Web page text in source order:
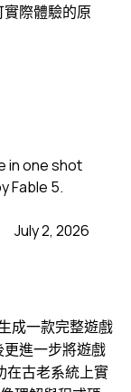
際體驗的原
in one shot
Fable 5.
July 2, 2026
成一款完整遊戲
進一步將遊戲
在古老系統上實